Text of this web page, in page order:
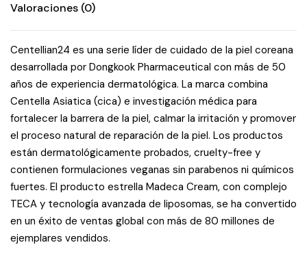
Valoraciones (0)
Centellian24 es una serie líder de cuidado de la piel coreana
desarrollada por Dongkook Pharmaceutical con más de 50
años de experiencia dermatológica. La marca combina
Centella Asiatica (cica) e investigación médica para
fortalecer la barrera de la piel, calmar la irritación y promover
el proceso natural de reparación de la piel. Los productos
están dermatológicamente probados, cruelty-free y
contienen formulaciones veganas sin parabenos ni químicos
fuertes. El producto estrella Madeca Cream, con complejo
TECA y tecnología avanzada de liposomas, se ha convertido
en un éxito de ventas global con más de 80 millones de
ejemplares vendidos.